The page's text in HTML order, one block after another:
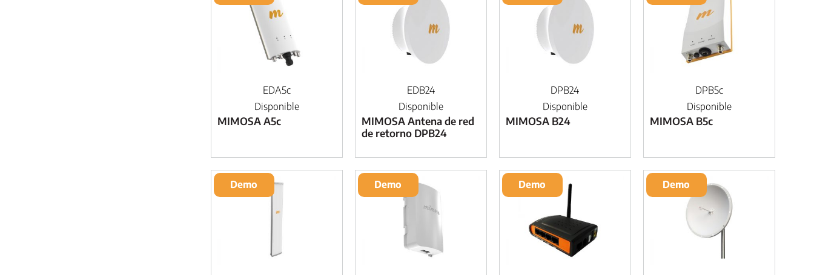
EDA5c
Disponible
MIMOSA A5c
EDB24
Disponible
MIMOSA Antena de red
de retorno DPB24
DPB24
Disponible
MIMOSA B24
DPB5c
Disponible
MIMOSA B5c
Demo Demo Demo Demo